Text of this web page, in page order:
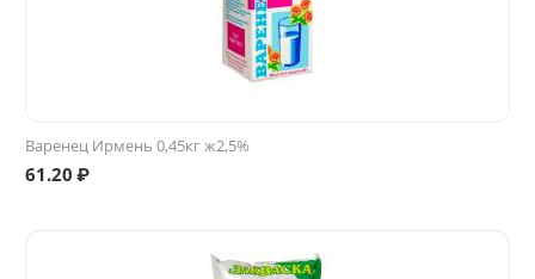
Варенец Ирмень 0,45кг ж2,5%
61.20 ₽